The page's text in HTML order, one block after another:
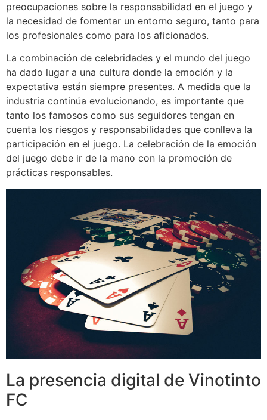
preocupaciones sobre la responsabilidad en el juego y
la necesidad de fomentar un entorno seguro, tanto para
los profesionales como para los aficionados.
La combinación de celebridades y el mundo del juego
ha dado lugar a una cultura donde la emoción y la
expectativa están siempre presentes. A medida que la
industria continúa evolucionando, es importante que
tanto los famosos como sus seguidores tengan en
cuenta los riesgos y responsabilidades que conlleva la
participación en el juego. La celebración de la emoción
del juego debe ir de la mano con la promoción de
prácticas responsables.
La presencia digital de Vinotinto
FC